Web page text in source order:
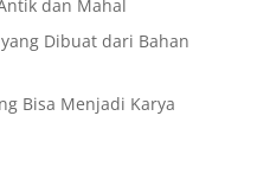
dan Mahal
Dibuat dari Bahan
Bisa Menjadi Karya